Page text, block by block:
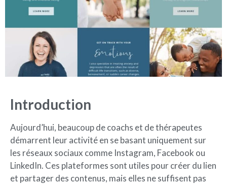
Introduction
Aujourd’hui, beaucoup de coachs et de thérapeutes
démarrent leur activité en se basant uniquement sur
les réseaux sociaux comme Instagram, Facebook ou
LinkedIn. Ces plateformes sont utiles pour créer du lien
et partager des contenus, mais elles ne suffisent pas